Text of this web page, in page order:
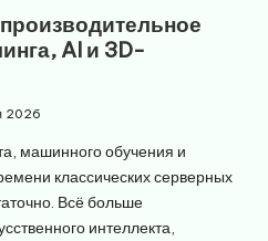
AI и 3D-
2026
машинного обучения и
классических серверных
Всё больше
интеллекта,